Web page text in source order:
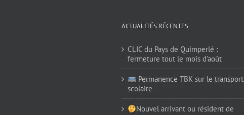
ACTUALITÉS RÉCENTES
CLIC du Pays de Quimperlé :
fermeture tout le mois d’août
Permanence TBK sur le transport
scolaire
Nouvel arrivant ou résident de